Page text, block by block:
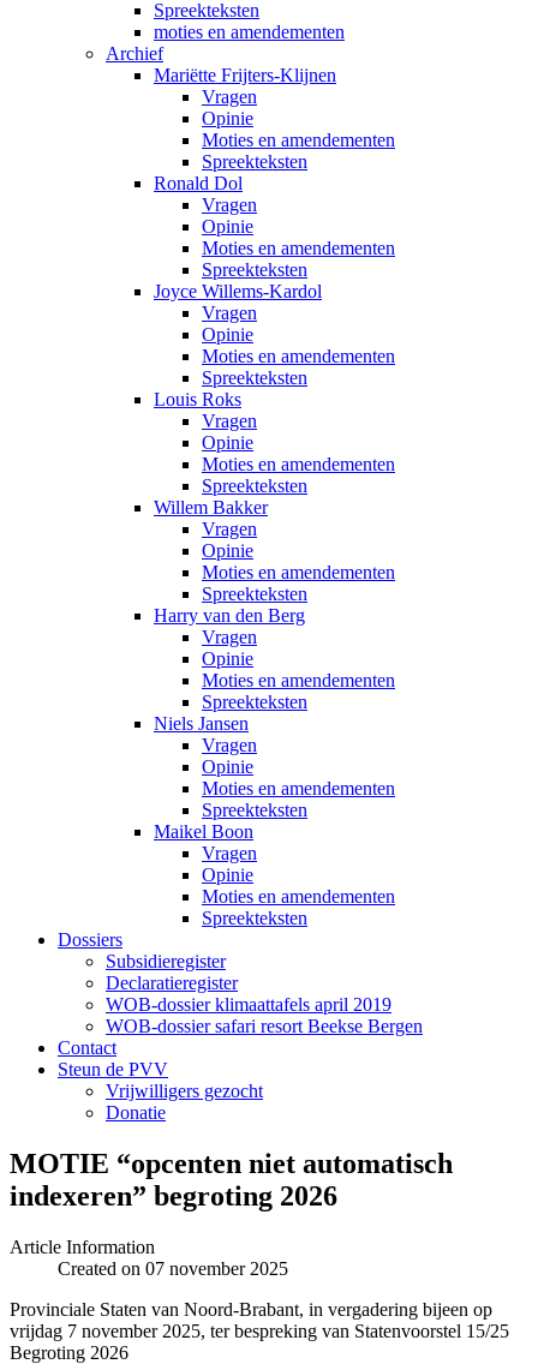
Spreekteksten
moties en amendementen
Archief
Mariëtte Frijters-Klijnen
Vragen
Opinie
Moties en amendementen
Spreekteksten
Ronald Dol
Vragen
Opinie
Moties en amendementen
Spreekteksten
Joyce Willems-Kardol
Vragen
Opinie
Moties en amendementen
Spreekteksten
Louis Roks
Vragen
Opinie
Moties en amendementen
Spreekteksten
Willem Bakker
Vragen
Opinie
Moties en amendementen
Spreekteksten
Harry van den Berg
Vragen
Opinie
Moties en amendementen
Spreekteksten
Niels Jansen
Vragen
Opinie
Moties en amendementen
Spreekteksten
Maikel Boon
Vragen
Opinie
Moties en amendementen
Spreekteksten
Dossiers
Subsidieregister
Declaratieregister
WOB-dossier klimaattafels april 2019
WOB-dossier safari resort Beekse Bergen
Contact
Steun de PVV
Vrijwilligers gezocht
Donatie
MOTIE “opcenten niet automatisch
indexeren” begroting 2026
Article Information
Created on 07 november 2025
Provinciale Staten van Noord-Brabant, in vergadering bijeen op
vrijdag 7 november 2025, ter bespreking van Statenvoorstel 15/25
Begroting 2026